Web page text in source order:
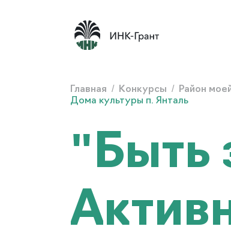
Главная / Конкурсы / Район
Дома культуры п. Янталь
"Быть